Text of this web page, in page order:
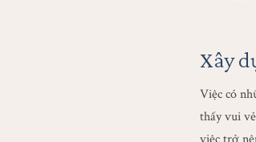
Xây
Việc có
thấy vui